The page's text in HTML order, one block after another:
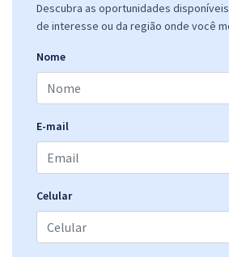
Descubra as oportunidades
de interesse ou da região onde você
Nome
E-mail
Celular